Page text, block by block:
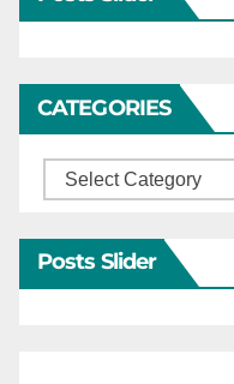
CATEGORIES
Categories
Posts Slider